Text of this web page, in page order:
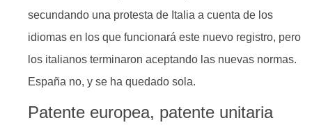
secundando una protesta de Italia a cuenta de los
idiomas en los que funcionará este nuevo registro, pero
los italianos terminaron aceptando las nuevas normas.
España no, y se ha quedado sola.
Patente europea, patente unitaria